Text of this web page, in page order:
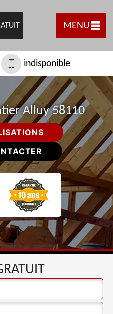
MENU
indisponible
Alluy 58110